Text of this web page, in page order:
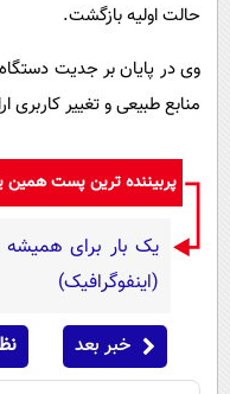
حالت اولیه بازگشت.
وی در پایان بر جدیت
منابع طبیعی و تغییر کاربری
پربیننده ترین پست
یک بار برای همیشه
(اینفوگرافیک)
خبر بعد